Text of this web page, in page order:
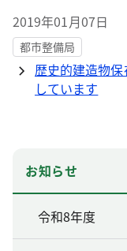
2019年01月07日
都市整備局
歴史的建造物
しています
お知らせ
令和8年度